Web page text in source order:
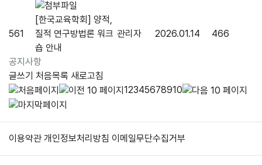
공지사항
561
[한국교육학회] 양적,
질적 연구방법론 워크
숍 안내
관리자 2026.01.14 466
글쓰기 처음목록 새로고침
12345678910
이용약관 개인정보처리방침 이메일무단수집거부